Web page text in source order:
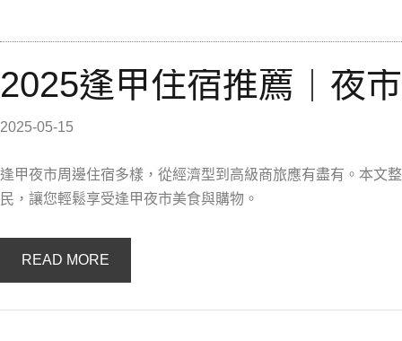
2025逢甲住宿推薦｜夜
2025-05-15
逢甲夜市周邊住宿多樣，從經濟型到高級商旅應有盡有。本文
民，讓您輕鬆享受逢甲夜市美食與購物。
READ MORE